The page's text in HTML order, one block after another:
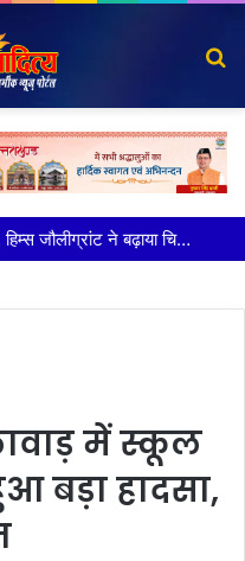
मिल रहा लाभः धामी
में स्कूल
बड़ा हादसा,